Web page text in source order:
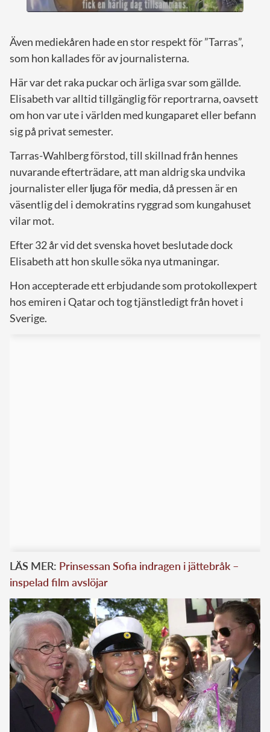
Även mediekåren hade en stor respekt för ”Tarras”,
som hon kallades för av journalisterna.
Här var det raka puckar och ärliga svar som gällde.
Elisabeth var alltid tillgänglig för reportrarna, oavsett
om hon var ute i världen med kungaparet eller befann
sig på privat semester.
Tarras-Wahlberg förstod, till skillnad från hennes
nuvarande efterträdare, att man aldrig ska undvika
journalister ellerljugaför media, då pressen är en
väsentlig del i demokratins ryggrad som kungahuset
vilar mot.
Efter 32 år vid det svenska hovet beslutade dock
Elisabeth att hon skulle söka nya utmaningar.
Hon accepterade ett erbjudande som protokollexpert
hos emiren i Qatar och tog tjänstledigt från hovet i
Sverige.
LÄS MER: Prinsessan Sofia indragen i jättebråk –
inspelad film avslöjar